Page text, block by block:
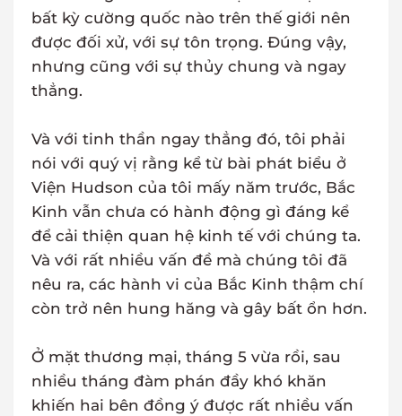
bất kỳ cường quốc nào trên thế giới nên
được đối xử, với sự tôn trọng. Đúng vậy,
nhưng cũng với sự thủy chung và ngay
thẳng.
Và với tinh thần ngay thẳng đó, tôi phải
nói với quý vị rằng kể từ bài phát biểu ở
Viện Hudson của tôi mấy năm trước, Bắc
Kinh vẫn chưa có hành động gì đáng kể
để cải thiện quan hệ kinh tế với chúng ta.
Và với rất nhiều vấn đề mà chúng tôi đã
nêu ra, các hành vi của Bắc Kinh thậm chí
còn trở nên hung hăng và gây bất ổn hơn.
Ở mặt thương mại, tháng 5 vừa rồi, sau
nhiều tháng đàm phán đầy khó khăn
khiến hai bên đồng ý được rất nhiều vấn